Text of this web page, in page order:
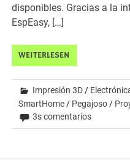
disponibles. Gracias a la
EspEasy, […]
WEITERLESEN
Impresión 3D /
SmartHome / Pegajoso /
3s comentarios